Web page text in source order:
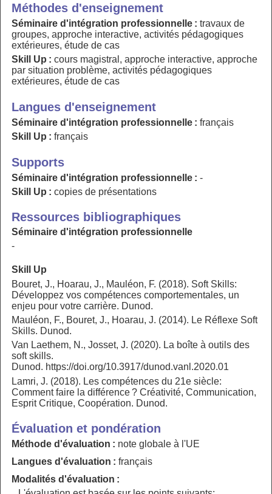
Méthodes d'enseignement
Séminaire d'intégration professionnelle : travaux de
groupes, approche interactive, activités pédagogiques
extérieures, étude de cas
Skill Up : cours magistral, approche interactive, approche
par situation problème, activités pédagogiques
extérieures, étude de cas
Langues d'enseignement
Séminaire d'intégration professionnelle : français
Skill Up : français
Supports
Séminaire d'intégration professionnelle : -
Skill Up : copies de présentations
Ressources bibliographiques
Séminaire d'intégration professionnelle
-
Skill Up
Bouret, J., Hoarau, J., Mauléon, F. (2018). Soft Skills:
Développez vos compétences comportementales, un
enjeu pour votre carrière. Dunod.
Mauléon, F., Bouret, J., Hoarau, J. (2014). Le Réflexe Soft
Skills. Dunod.
Van Laethem, N., Josset, J. (2020). La boîte à outils des
soft skills.
Dunod. https://doi.org/10.3917/dunod.vanl.2020.01
Lamri, J. (2018). Les compétences du 21e siècle:
Comment faire la différence ? Créativité, Communication,
Esprit Critique, Coopération. Dunod.
Évaluation et pondération
Méthode d'évaluation : note globale à l'UE
Langues d'évaluation : français
Modalités d'évaluation :